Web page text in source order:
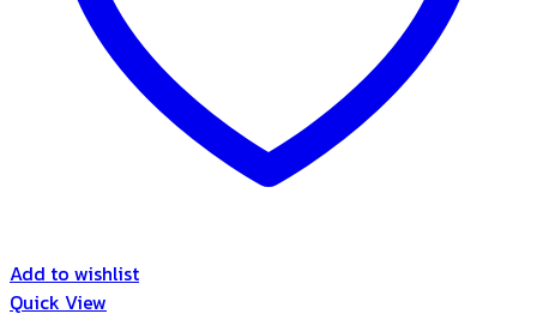
Add to wishlist
Quick View